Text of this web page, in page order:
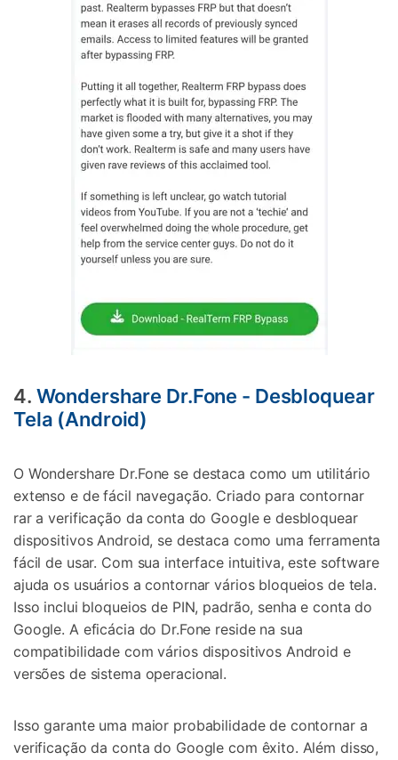
4. Wondershare Dr.Fone - Desbloquear
Tela (Android)
O Wondershare Dr.Fone se destaca como um utilitário
extenso e de fácil navegação. Criado para contornar
rar a verificação da conta do Google e desbloquear
dispositivos Android, se destaca como uma ferramenta
fácil de usar. Com sua interface intuitiva, este software
ajuda os usuários a contornar vários bloqueios de tela.
Isso inclui bloqueios de PIN, padrão, senha e conta do
Google. A eficácia do Dr.Fone reside na sua
compatibilidade com vários dispositivos Android e
versões de sistema operacional.
Isso garante uma maior probabilidade de contornar a
verificação da conta do Google com êxito. Além disso,